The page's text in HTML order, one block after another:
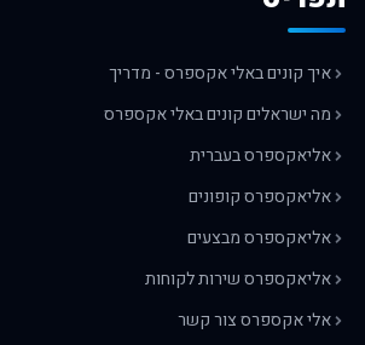
איך קונים באלי אקספרס - מדריך
מה ישראלים קונים באלי אקספרס
אליאקספרס בעברית
אליאקספרס קופונים
אליאקספרס מבצעים
אליאקספרס שירות לקוחות
אלי אקספרס צור קשר